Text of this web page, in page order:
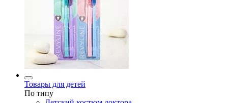
Товары для детей
По типу